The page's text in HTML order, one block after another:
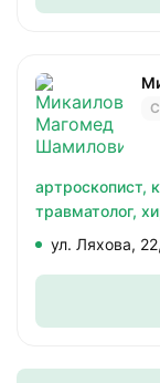
артроскопист,
травматолог,
ул. Ляхова,